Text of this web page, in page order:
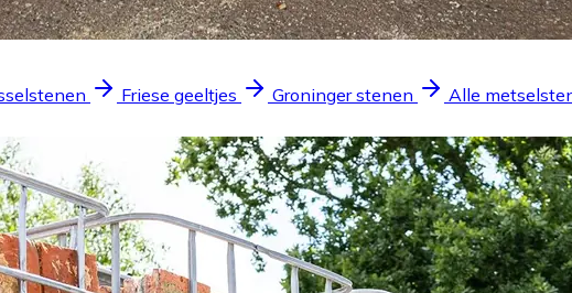
Friese geeltjes Groninger stenen
Alle